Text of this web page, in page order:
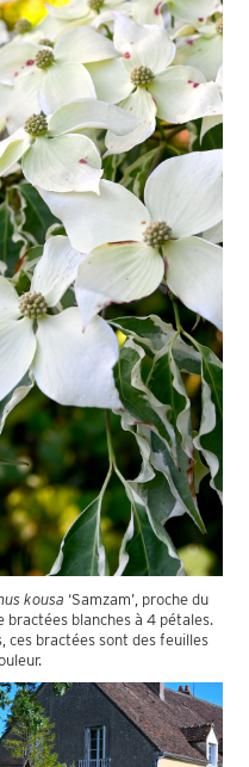
kousa ‘Samzam’, proche du
bractées blanches à 4 pétales.
ces bractées sont des feuilles